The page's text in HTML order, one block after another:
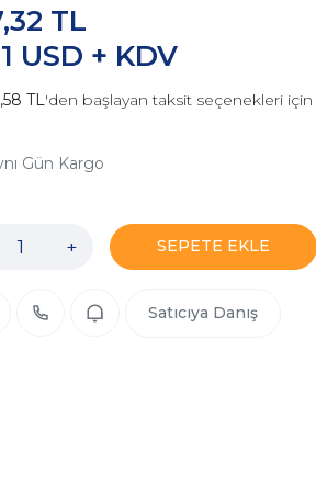
USD + KDV
TL
TL'den başlayan taksit seçenekleri için
Gün Kargo
+ SEPETE EKLE
Satıcıya Danış